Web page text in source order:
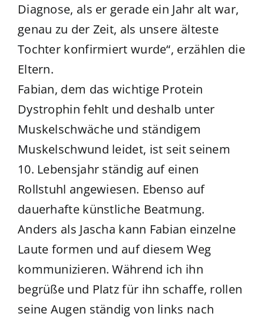
Diagnose, als er gerade ein Jahr alt war,
genau zu der Zeit, als unsere älteste
Tochter konfirmiert wurde“, erzählen die
Eltern.
Fabian, dem das wichtige Protein
Dystrophin fehlt und deshalb unter
Muskelschwäche und ständigem
Muskelschwund leidet, ist seit seinem
10. Lebensjahr ständig auf einen
Rollstuhl angewiesen. Ebenso auf
dauerhafte künstliche Beatmung.
Anders als Jascha kann Fabian einzelne
Laute formen und auf diesem Weg
kommunizieren. Während ich ihn
begrüße und Platz für ihn schaffe, rollen
seine Augen ständig von links nach